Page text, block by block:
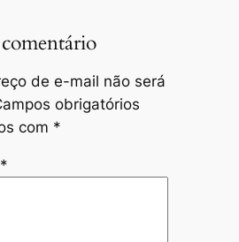
de e-mail não será
obrigatórios
com *
*